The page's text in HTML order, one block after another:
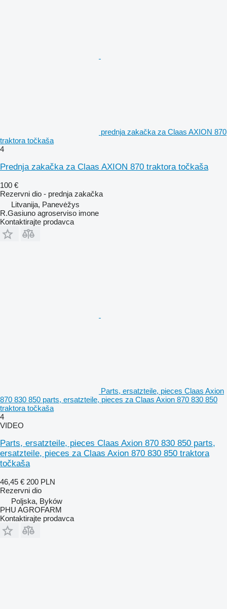
prednja zakačka za Claas AXION 870
traktora točkaša
4
Prednja zakačka za Claas AXION 870 traktora točkaša
100 €
Rezervni dio - prednja zakačka
Litvanija, Panevėžys
R.Gasiuno agroserviso imone
Kontaktirajte prodavca
Parts, ersatzteile, pieces Claas Axion
870 830 850 parts, ersatzteile, pieces za Claas Axion 870 830 850
traktora točkaša
4
VIDEO
Parts, ersatzteile, pieces Claas Axion 870 830 850 parts,
ersatzteile, pieces za Claas Axion 870 830 850 traktora
točkaša
46,45 € 200 PLN
Rezervni dio
Poljska, Byków
PHU AGROFARM
Kontaktirajte prodavca